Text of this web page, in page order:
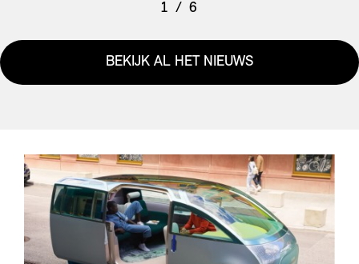
1 / 6
BEKIJK AL HET NIEUWS